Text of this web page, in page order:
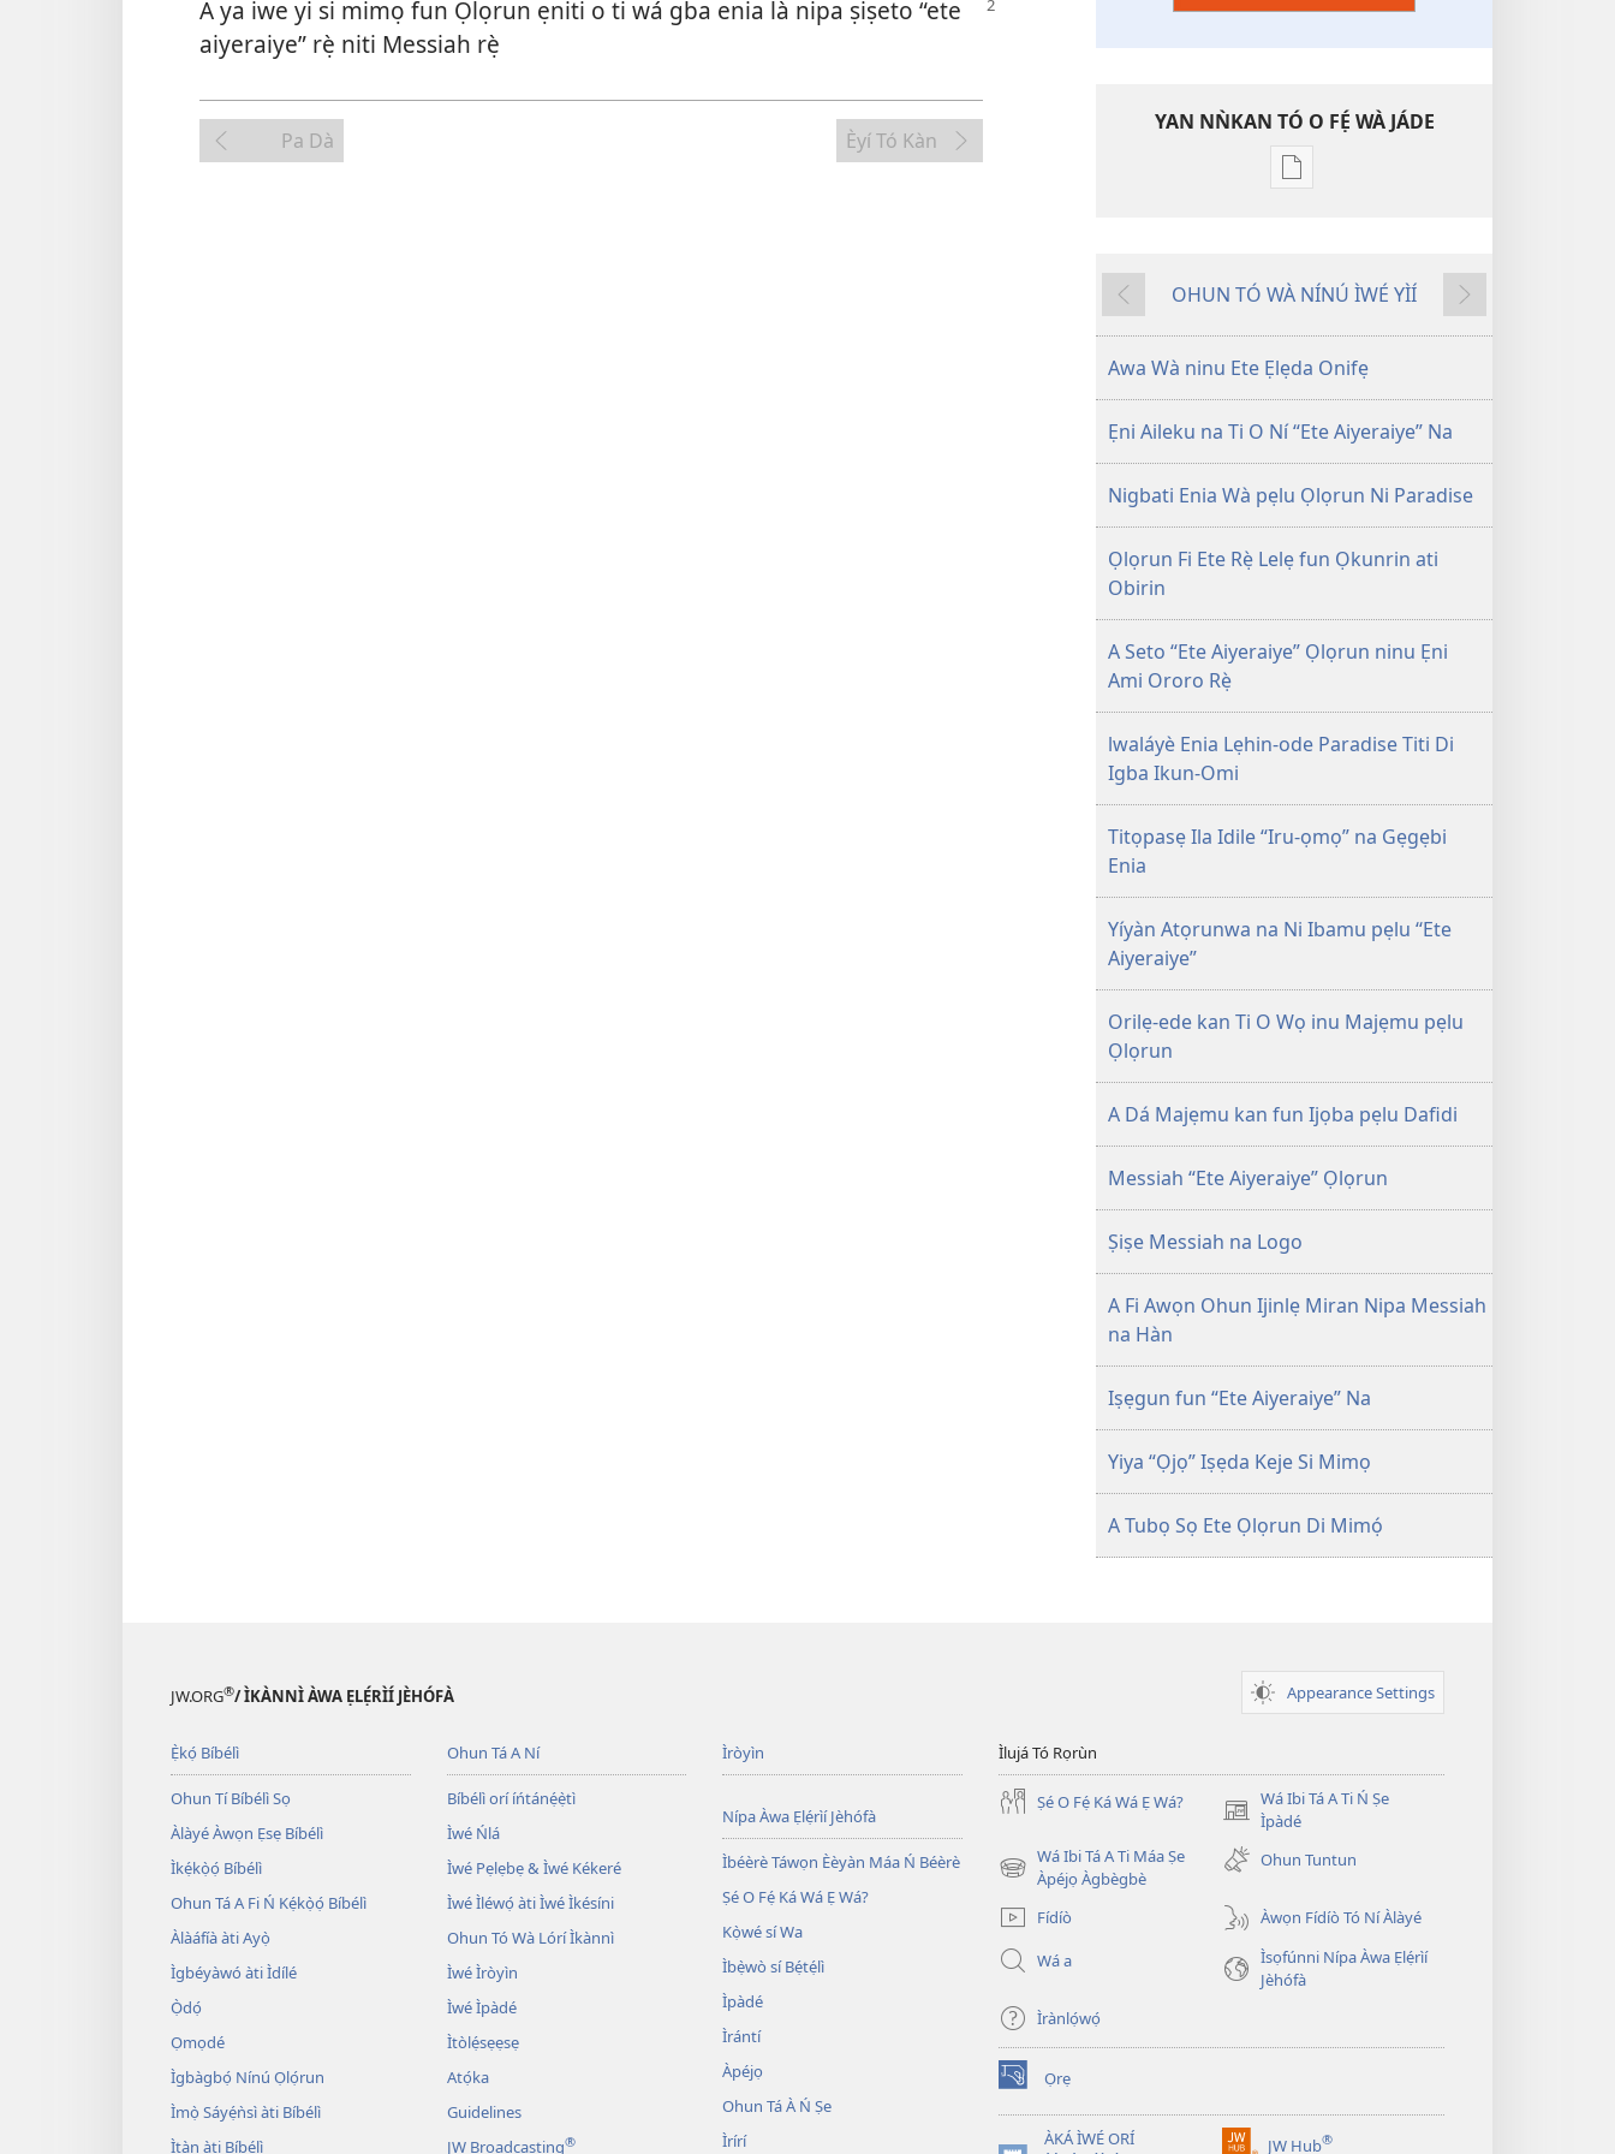
A ya iwe yi si mimọ fun Ọlọrun ẹniti o ti wá gba enia là nipa ṣiṣeto “ete
aiyeraiye” rẹ̀ niti Messiah rẹ̀
Pa Dà Èyí Tó Kàn
YAN NǸKAN TÓ O FẸ́ WÀ JÁDE
Bó
wa
jáde
Ete
Olorun
N
Segun
Nsisiyi
fun
Enia
Pa
Dà
OHUN TÓ WÀ NÍNÚ ÌWÉ YÌÍ
Èyí
Tó
Awa Wà ninu Ete Ẹlẹda Onifẹ
Ẹni Aileku na Ti O Ní “Ete Aiyeraiye” Na
Nigbati Enia Wà pẹlu Ọlọrun Ni Paradise
Ọlọrun Fi Ete Rẹ̀ Lelẹ fun Ọkunrin ati
Obirin
A Seto “Ete Aiyeraiye” Ọlọrun ninu Ẹni
Ami Ororo Rẹ̀
lwaláyè Enia Lẹhin-ode Paradise Titi Di
Igba Ikun-Omi
Titọpasẹ Ila Idile “Iru-ọmọ” na Gẹgẹbi
Enia
Yíyàn Atọrunwa na Ni Ibamu pẹlu ‘‘Ete
Aiyeraiye”
Orilẹ-ede kan Ti O Wọ inu Majẹmu pẹlu
Ọlọrun
A Dá Majẹmu kan fun Ijọba pẹlu Dafidi
Messiah “Ete Aiyeraiye” Ọlọrun
Ṣiṣe Messiah na Logo
A Fi Awọn Ohun Ijinlẹ Miran Nipa Messiah
na Hàn
Iṣẹgun fun “Ete Aiyeraiye” Na
Yiya “Ọjọ” Iṣẹda Keje Si Mimọ
A Tubọ Sọ Ete Ọlọrun Di Mimọ́
JW.ORG®/ ÌKÀNNÌ ÀWA ẸLẸ́RÌÍ JÈHÓFÀ Appearance Settings
Ẹ̀kọ́ Bíbélì
Ohun Tí Bíbélì Sọ
Àlàyé Àwọn Ẹsẹ Bíbélì
Ìkẹ́kọ̀ọ́ Bíbélì
Ohun Tá A Fi Ń Kẹ́kọ̀ọ́ Bíbélì
Àlàáfíà àti Ayọ̀
Ìgbéyàwó àti Ìdílé
Ọ̀dọ́
Ọmọdé
Ìgbàgbọ́ Nínú Ọlọ́run
Ìmọ̀ Sáyẹ́ǹsì àti Bíbélì
Ìtàn àti Bíbélì
Ohun Tá A Ní
Bíbélì orí íńtánẹ́ẹ̀tì
Ìwé Ńlá
Ìwé Pẹlẹbẹ & Ìwé Kékeré
Ìwé Ìléwọ́ àti Ìwé Ìkésíni
Ohun Tó Wà Lórí Ìkànnì
Ìwé Ìròyìn
Ìwé Ìpàdé
Ìtòlẹ́sẹẹsẹ
Atọ́ka
Guidelines
JW Broadcasting®
Ìròyìn
Nípa Àwa Ẹlẹ́rìí Jèhófà
Ìbéèrè Táwọn Èèyàn Máa Ń Béèrè
Ṣé O Fẹ́ Ká Wá Ẹ Wá?
Kọ̀wé sí Wa
Ìbẹ̀wò sí Bẹ́tẹ́lì
Ìpàdé
Ìrántí
Àpéjọ
Ohun Tá À Ń Ṣe
Ìrírí
Ìlujá Tó Rọrùn
Ṣé O Fẹ́ Ká Wá Ẹ Wá?
Wá Ibi Tá A Ti Ń Ṣe
Ìpàdé
(opens
new
window)
Wá Ibi Tá A Ti Máa Ṣe
Àpéjọ Àgbègbè
(opens
window)
Ohun Tuntun
Fídíò
Àwọn Fídíò Tó Ní Àlàyé
Wá a
Ìsọfúnni Nípa Àwa Ẹlẹ́rìí
Jèhófà
Ìrànlọ́wọ́
Ọrẹ
(opens
new
window)ÀKÁ ÌWÉ ORÍ
JW Hub®